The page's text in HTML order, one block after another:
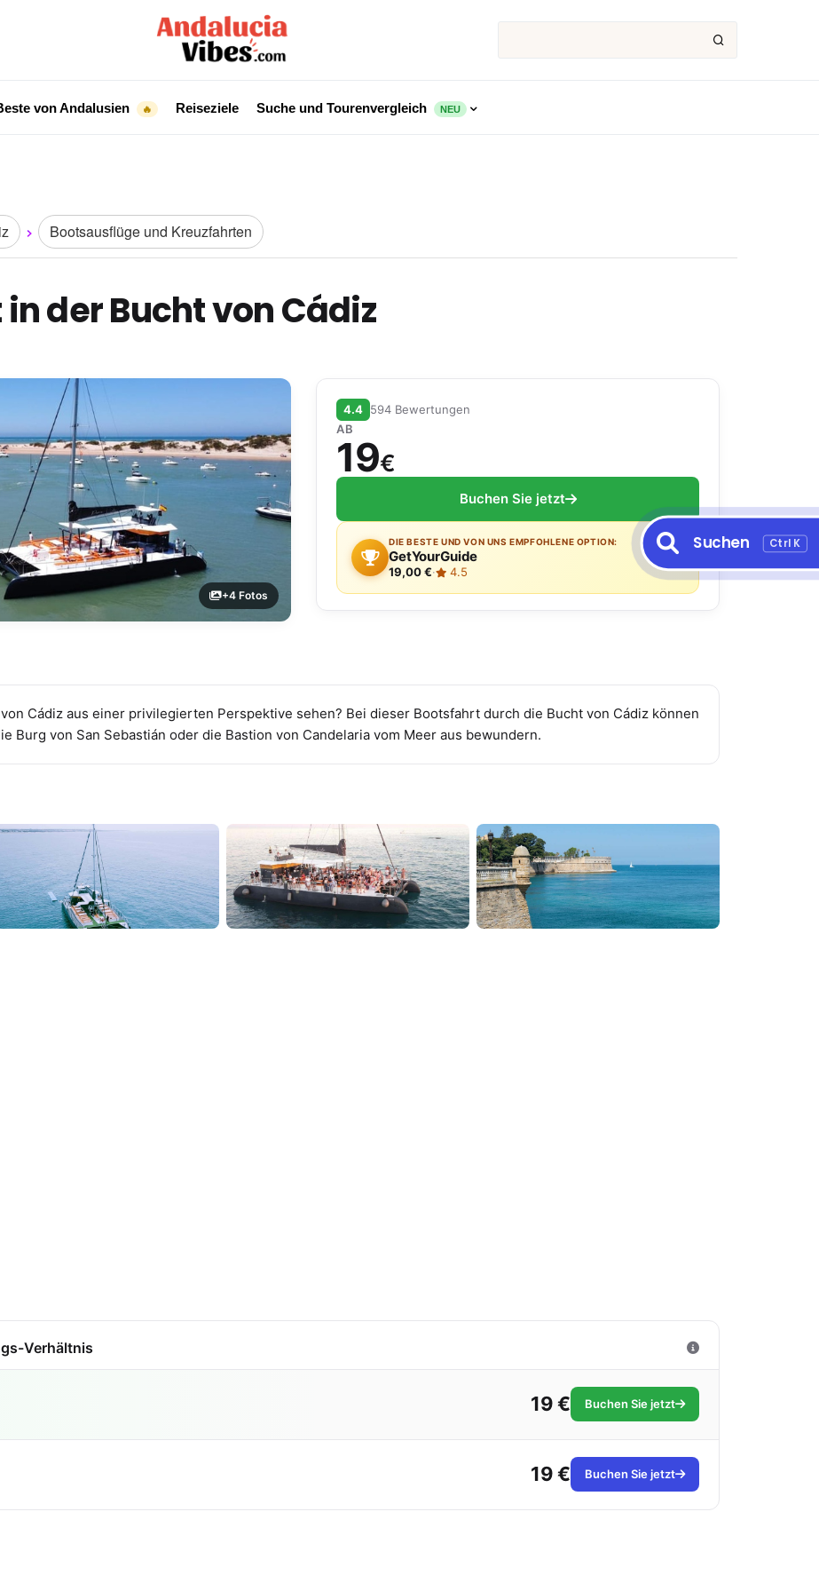
von Andalusien 🔥 Reiseziele Suche und Tourenvergleich NEU
Bootsausflüge und Kreuzfahrten
der Bucht von Cádiz
+4 Fotos
4.4 594 Bewertungen
AB
19€
Buchen Sie jetzt
DIE BESTE UND VON UNS EMPFOHLENE OPTION:
GetYourGuide
19,00 €· 4.5
Cádiz aus einer privilegierten Perspektive sehen? Bei dieser Bootsfahrt durch die Bucht von Cádiz können
Burg von San Sebastián oder die Bastion von Candelaria vom Meer aus bewundern.
Verhältnis
19 € Buchen Sie jetzt
19 € Buchen Sie jetzt
Suchen Ctrl K